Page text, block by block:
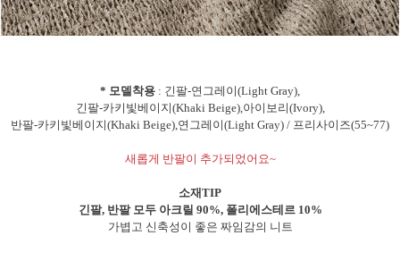
* 모델착용 : 긴팔-연그레이(Light Gray),
긴팔-카키빛베이지(Khaki Beige),아이보리(Ivory),
반팔-카키빛베이지(Khaki Beige),연그레이(Light Gray) / 프리사이즈(55~77)
새롭게 반팔이 추가되었어요~
소재TIP
긴팔, 반팔 모두 아크릴 90%, 폴리에스테르 10%
가볍고 신축성이 좋은 짜임감의 니트